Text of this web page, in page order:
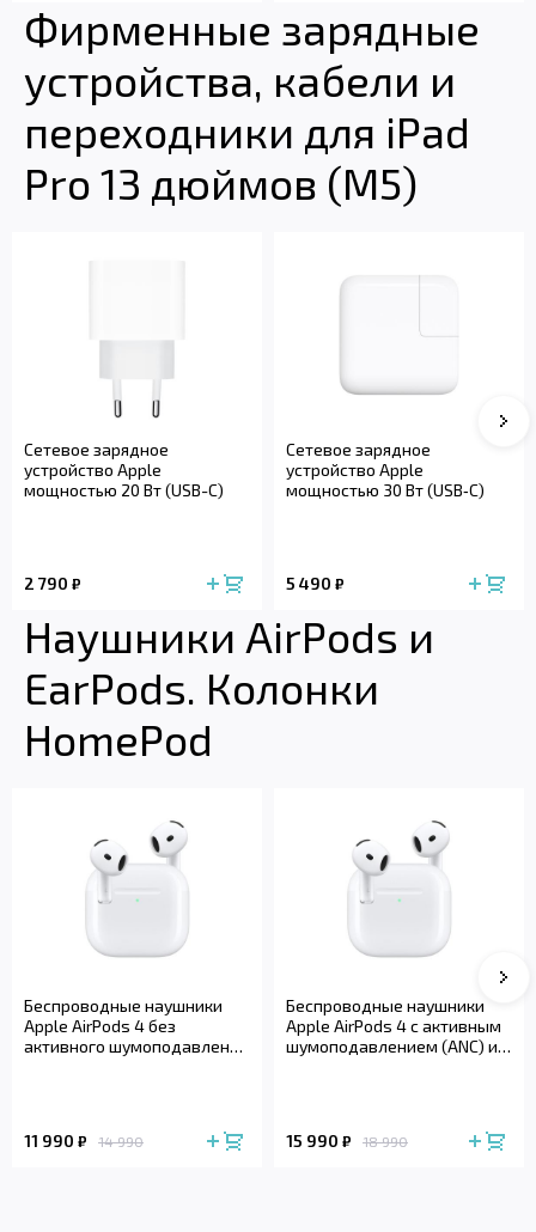
Фирменные зарядные
устройства, кабели и
переходники для iPad
Pro 13 дюймов (M5)
Сетевое зарядное
устройство Apple
мощностью 20 Вт (USB-C)
2 790 ₽
Сетевое зарядное
устройство Apple
мощностью 30 Вт (USB‑C)
5 490 ₽
Наушники AirPods и
EarPods. Колонки
HomePod
Беспроводные наушники
Apple AirPods 4 без
активного шумоподавления
11 990 ₽ 14 990
Беспроводные наушники
Apple AirPods 4 с активным
шумоподавлением (ANC) и
15 990 ₽ 18 990